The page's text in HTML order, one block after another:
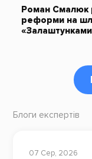
Роман Смалюк
реформи на
Блоги експертів
07 Сер, 2026